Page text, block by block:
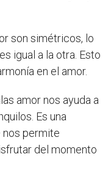
son simétricos, lo
igual a la otra. Esto
en el amor.
amor nos ayuda a
Es una
nos permite
del momento